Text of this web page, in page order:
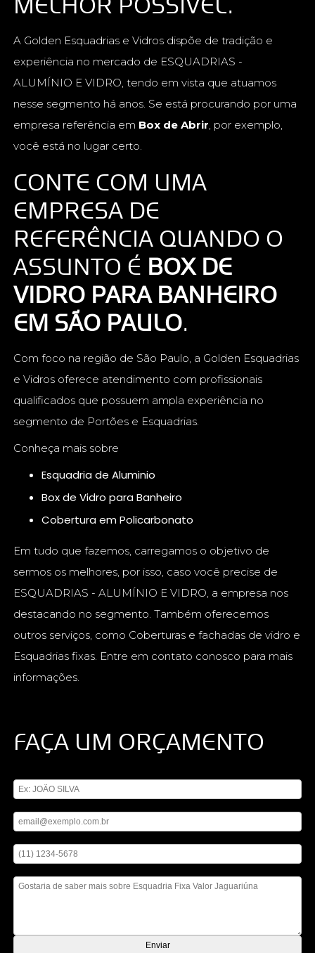
A Golden Esquadrias e Vidros dispõe de tradição e
experiência no mercado de ESQUADRIAS -
ALUMÍNIO E VIDRO, tendo em vista que atuamos
nesse segmento há anos. Se está procurando por uma
empresa referência em Box de Abrir , por exemplo,
você está no lugar certo.
CONTE COM UMA
EMPRESA DE
REFERÊNCIA QUANDO O
ASSUNTO É BOX DE
VIDRO PARA BANHEIRO
EM SÃO PAULO.
Com foco na região de São Paulo, a Golden Esquadrias
e Vidros oferece atendimento com profissionais
qualificados que possuem ampla experiência no
segmento de Portões e Esquadrias.
Conheça mais sobre
Esquadria de Aluminio
Box de Vidro para Banheiro
Cobertura em Policarbonato
Em tudo que fazemos, carregamos o objetivo de
sermos os melhores, por isso, caso você precise de
ESQUADRIAS - ALUMÍNIO E VIDRO, a empresa nos
destacando no segmento. Também oferecemos
outros serviços, como Coberturas e fachadas de vidro e
Esquadrias fixas. Entre em contato conosco para mais
informações.
FAÇA UM ORÇAMENTO